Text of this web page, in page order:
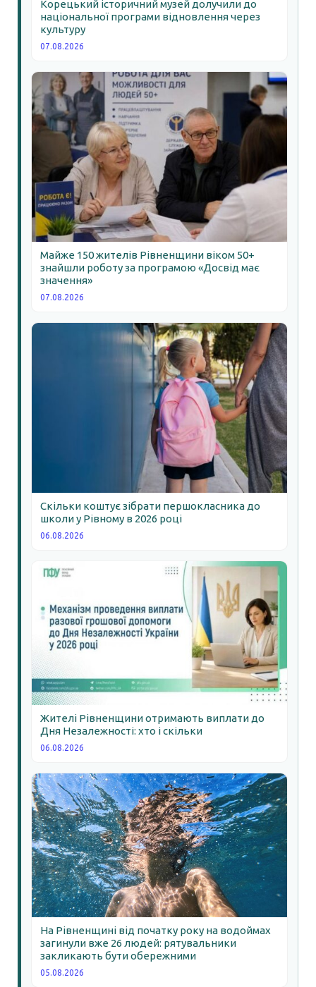
Корецький історичний музей долучили до
національної програми відновлення через
культуру
07.08.2026
Майже 150 жителів Рівненщини віком 50+
знайшли роботу за програмою «Досвід має
значення»
07.08.2026
Скільки коштує зібрати першокласника до
школи у Рівному в 2026 році
06.08.2026
Жителі Рівненщини отримають виплати до
Дня Незалежності: хто і скільки
06.08.2026
На Рівненщині від початку року на водоймах
загинули вже 26 людей: рятувальники
закликають бути обережними
05.08.2026